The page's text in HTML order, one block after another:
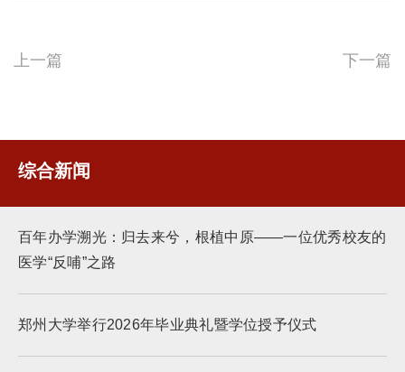
上一篇 下一篇
综合新闻
百年办学溯光：归去来兮，根植中原——一位优秀校友的
医学“反哺”之路
郑州大学举行2026年毕业典礼暨学位授予仪式